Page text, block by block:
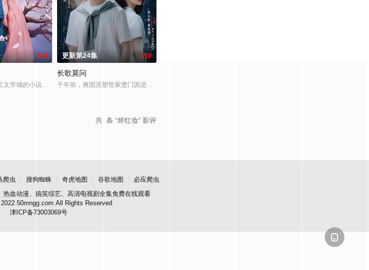
15分钟X24集 拍摄地点：广东 出品人：郑伟、梁可青、孟钰辰、刘凌爽 总
8.0
文学城的小说《平阳公主》。
更新第24集 2.0
长歌莫问
千年前，雍国泥塑世家楚门因进贡的“十二生肖”离奇流血炸裂，惨遭满门流放，楚父以死鸣冤。楚家大小姐楚
共 条 “烬红妆” 影评

爬虫 搜狗蜘蛛 奇虎地图 谷歌地图
必应爬虫
热血动漫、搞笑综艺、高清电视剧全集免费在线观看
50mngg.com All Rights Reserved
津ICP备73003069号